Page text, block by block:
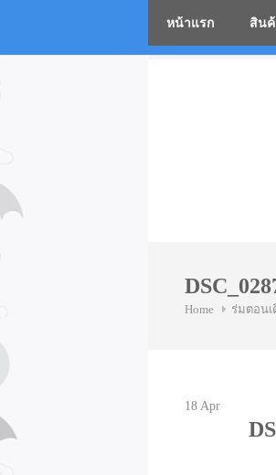
หน้าแรก สินค้
Home ร่มตอนเ
18 Apr